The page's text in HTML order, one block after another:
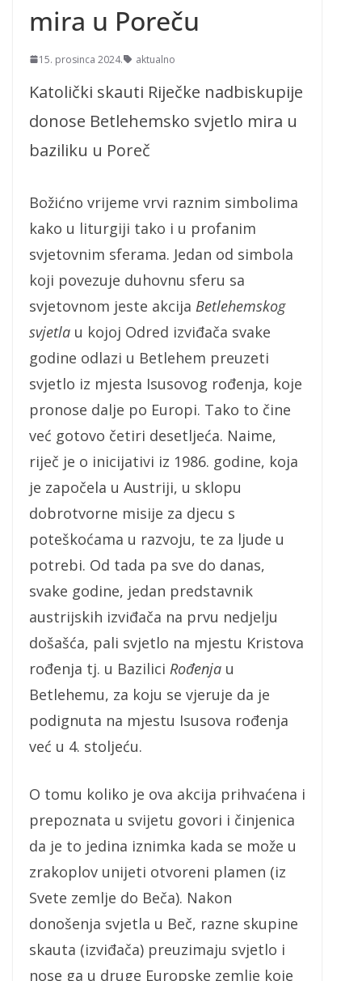
mira u Poreču
15. prosinca 2024. aktualno
Katolički skauti Riječke nadbiskupije
donose Betlehemsko svjetlo mira u
baziliku u Poreč
Božićno vrijeme vrvi raznim simbolima
kako u liturgiji tako i u profanim
svjetovnim sferama. Jedan od simbola
koji povezuje duhovnu sferu sa
svjetovnom jeste akcija Betlehemskog
svjetla u kojoj Odred izviđača svake
godine odlazi u Betlehem preuzeti
svjetlo iz mjesta Isusovog rođenja, koje
pronose dalje po Europi. Tako to čine
već gotovo četiri desetljeća. Naime,
riječ je o inicijativi iz 1986. godine, koja
je započela u Austriji, u sklopu
dobrotvorne misije za djecu s
poteškoćama u razvoju, te za ljude u
potrebi. Od tada pa sve do danas,
svake godine, jedan predstavnik
austrijskih izviđača na prvu nedjelju
došašća, pali svjetlo na mjestu Kristova
rođenja tj. u Bazilici Rođenja u
Betlehemu, za koju se vjeruje da je
podignuta na mjestu Isusova rođenja
već u 4. stoljeću.
O tomu koliko je ova akcija prihvaćena i
prepoznata u svijetu govori i činjenica
da je to jedina iznimka kada se može u
zrakoplov unijeti otvoreni plamen (iz
Svete zemlje do Beča). Nakon
donošenja svjetla u Beč, razne skupine
skauta (izviđača) preuzimaju svjetlo i
nose ga u druge Europske zemlje koje